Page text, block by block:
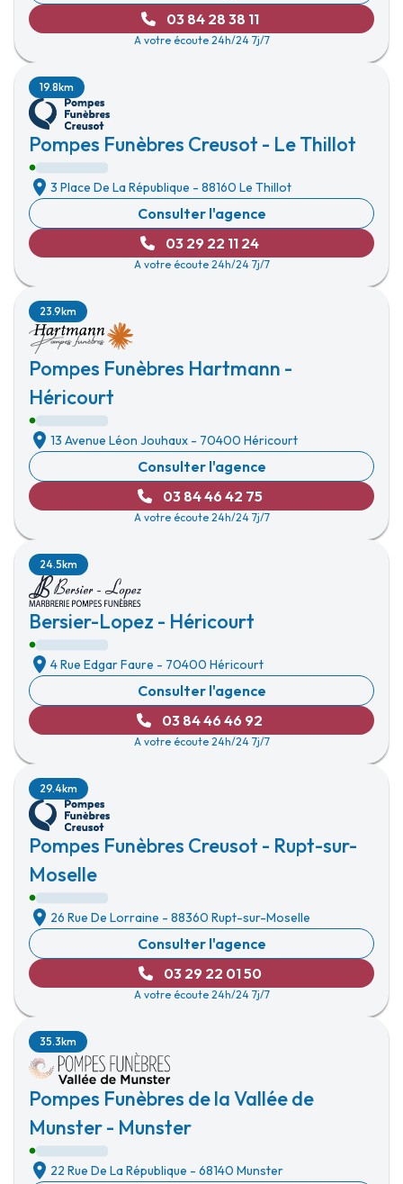
03 84 28 38 11
A votre écoute 24h/24 7j/7
Pompes Funèbres Creusot - Le Thillot
19.8km
3 Place De La République - 88160 Le Thillot
Consulter l'agence
03 29 22 11 24
A votre écoute 24h/24 7j/7
Pompes Funèbres Hartmann -
Héricourt
23.9km
13 Avenue Léon Jouhaux - 70400 Héricourt
Consulter l'agence
03 84 46 42 75
A votre écoute 24h/24 7j/7
Bersier-Lopez - Héricourt
24.5km
4 Rue Edgar Faure - 70400 Héricourt
Consulter l'agence
03 84 46 46 92
A votre écoute 24h/24 7j/7
Pompes Funèbres Creusot - Rupt-sur-
Moselle
29.4km
26 Rue De Lorraine - 88360 Rupt-sur-Moselle
Consulter l'agence
03 29 22 01 50
A votre écoute 24h/24 7j/7
Pompes Funèbres de la Vallée de
Munster - Munster
35.3km
22 Rue De La République - 68140 Munster